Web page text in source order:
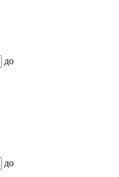
до
до